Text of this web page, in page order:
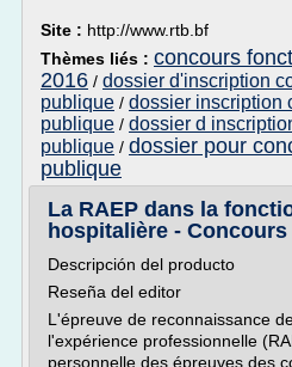
Site : http://www.rtb.bf
Thèmes liés : concours
2016 / dossier d'inscription
publique / dossier inscription
publique / dossier d
publique / dossier pour
publique
La RAEP dans la
hospitalière - Concours
Descripción del producto
Reseña del editor
L'épreuve de reconnaissance
l'expérience professionnelle
personnelle des épreuves des